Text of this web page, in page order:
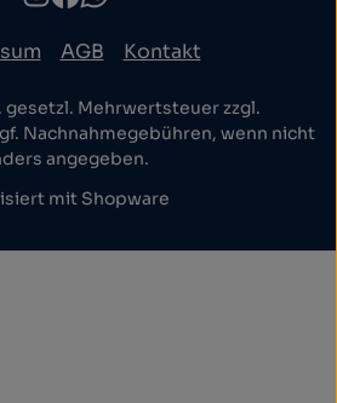
AGB Kontakt
gesetzl. Mehrwertsteuer zzgl.
Nachnahmegebühren, wenn nicht
angegeben.
mit Shopware